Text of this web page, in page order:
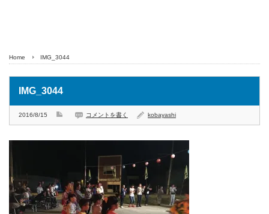
Home IMG_3044
IMG_3044
2016/8/15 コメントを書く kobayashi